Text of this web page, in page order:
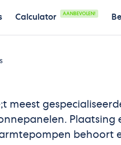
Calculator AANBEVOLEN!
meest
Plaatsing
behoort